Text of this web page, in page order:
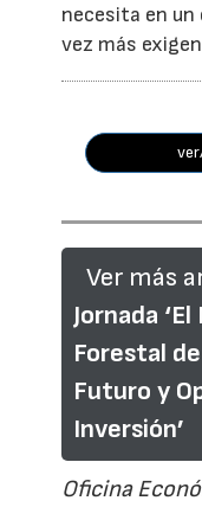
necesita en
vez más
Ver más
Jornada
Forestal
Futuro y
Inversión’
Oficina